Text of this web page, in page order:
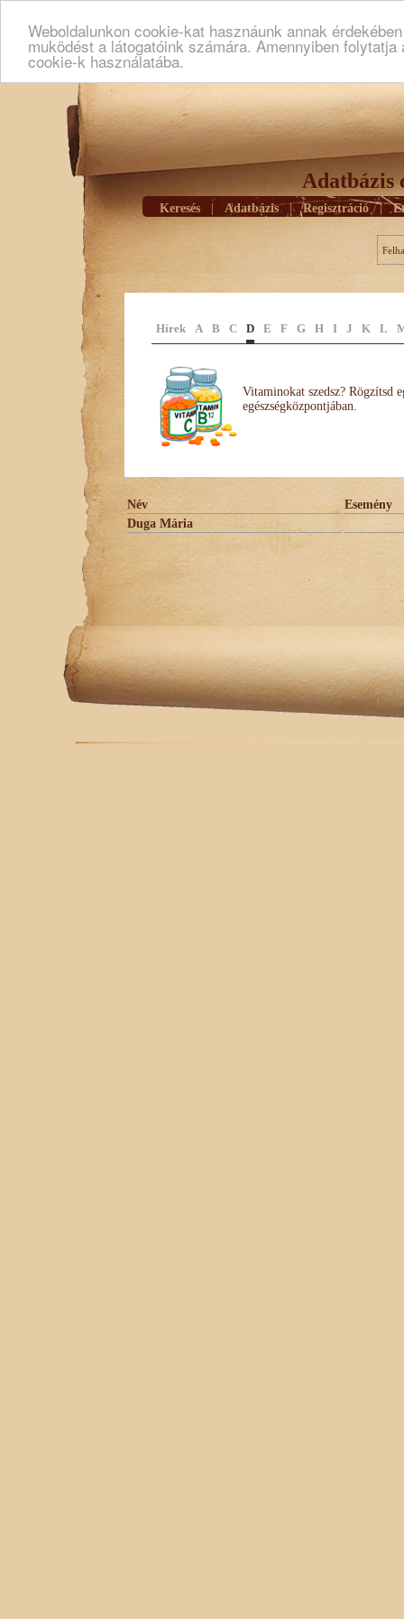
Weboldalunkon cookie-kat hasznáunk annak
muködést a látogatóink számára. Amennyiben
cookie-k használatába.
Adatbázis
Keresés Adatbázis | Regisztráció |
Hírek A B C D E F G H I J K L
Vitaminokat szedsz? Rögzítsd
egészségközpontjában.
Név
Esemény
Duga Mária